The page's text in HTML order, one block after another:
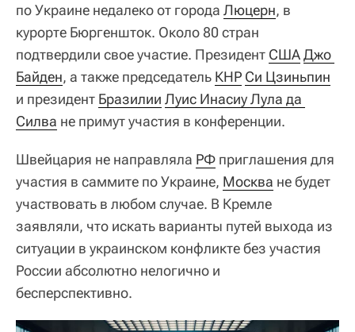
по Украине недалеко от города Люцерн, в
курорте Бюргеншток. Около 80 стран
подтвердили свое участие. Президент СШАДжо
Байден, а также председатель КНР Си Цзиньпин
и президент Бразилии Луис Инасиу Лула да
Силва не примут участия в конференции.
Швейцария не направляла РФ приглашения для
участия в саммите по Украине, Москва не будет
участвовать в любом случае. В Кремле
заявляли, что искать варианты путей выхода из
ситуации в украинском конфликте без участия
России абсолютно нелогично и
бесперспективно.